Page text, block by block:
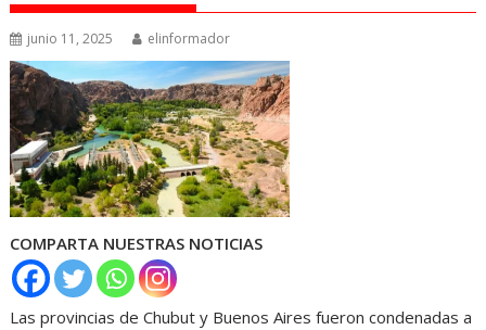
junio 11, 2025 elinformador
COMPARTA NUESTRAS NOTICIAS
Las provincias de Chubut y Buenos Aires fueron condenadas a